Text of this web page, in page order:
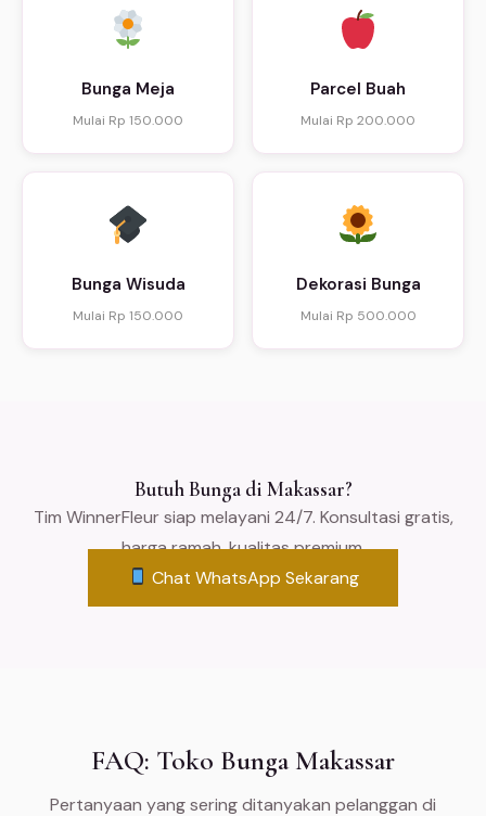
Bunga Meja
Mulai Rp 150.000
Parcel Buah
Mulai Rp 200.000
Bunga Wisuda
Mulai Rp 150.000
Dekorasi Bunga
Mulai Rp 500.000
Butuh Bunga di Makassar?
Tim WinnerFleur siap melayani 24/7. Konsultasi gratis,
harga ramah, kualitas premium.
Chat WhatsApp Sekarang
FAQ: Toko Bunga Makassar
Pertanyaan yang sering ditanyakan pelanggan di